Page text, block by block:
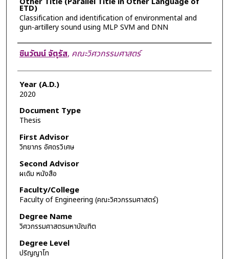
ETD)
Classification and identification of environmental and
gun-artillery sound using MLP SVM and DNN
Author
ชินวัฒน์ จัตุรัส, คณะวิศวกรรมศาสตร์
Year (A.D.)
2020
Document Type
Thesis
First Advisor
วิทยากร อัศดรวิเศษ
Second Advisor
ผเดิม หนังสือ
Faculty/College
Faculty of Engineering (คณะวิศวกรรมศาสตร์)
Degree Name
วิศวกรรมศาสตรมหาบัณฑิต
Degree Level
ปริญญาโท